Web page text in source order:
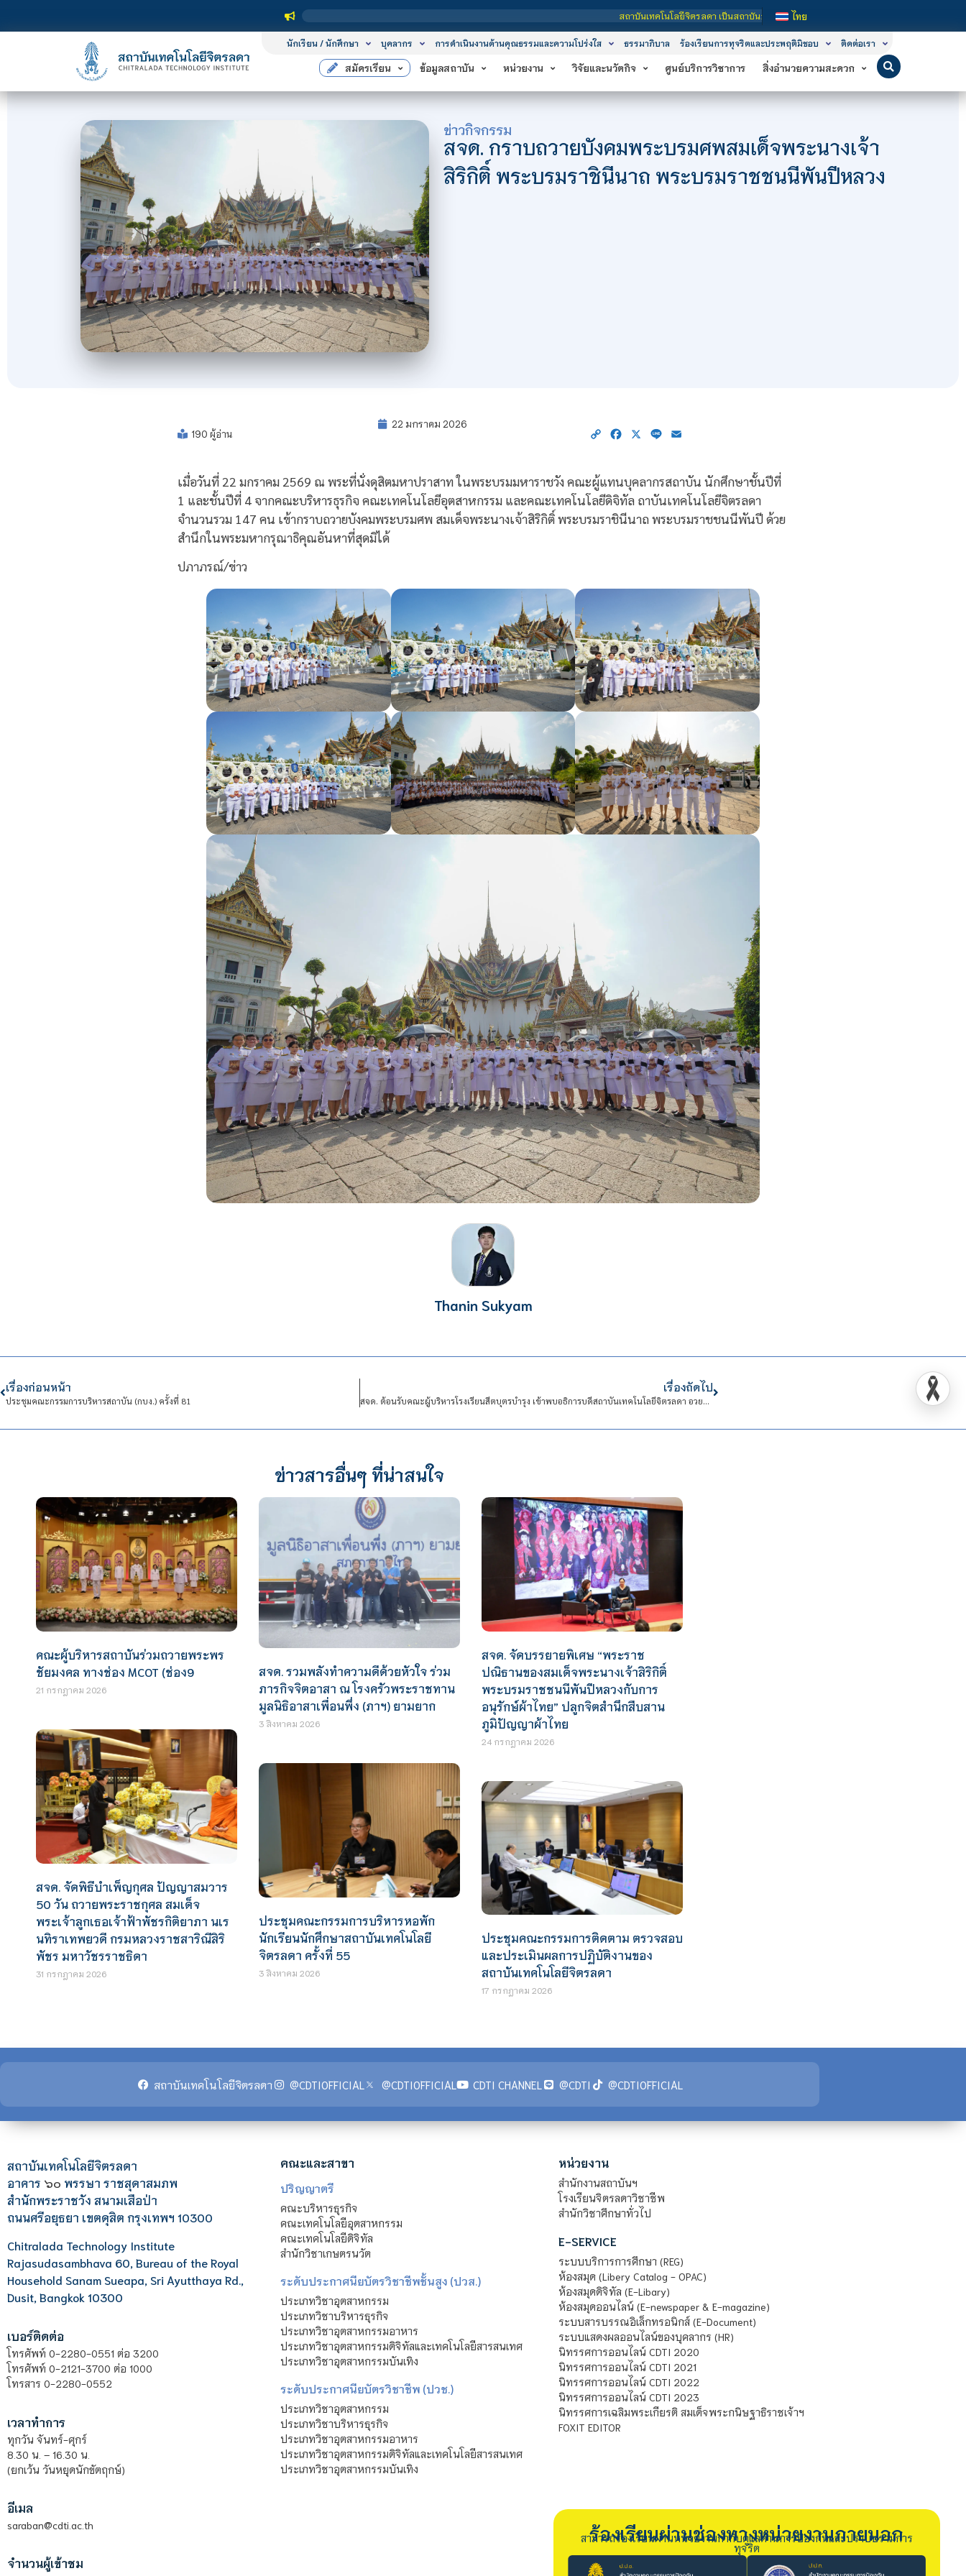
สถาบันเทคโนโลยีจิตรลดา เป็นสถาบันอุดมศึกษาในกำกับของรัฐ เปิดหลักสูตรการเรียนการสอน 3 ระดับ คือ ระ
ไทย
นักเรียน / นักศึกษา บุคลากร การดำเนินงานด้านคุณธรรมและความโปร่งใส ธรรมาภิบาล ร้องเรียนการทุจริตและประพฤติมิชอบ ติดต่อเรา
สมัครเรียน ข้อมูลสถาบัน หน่วยงาน วิจัยและนวัตกิจ ศูนย์บริการวิชาการ สิ่งอำนวยความสะดวก
ข่าวกิจกรรม
สจด. กราบถวายบังคมพระบรมศพสมเด็จพระนางเจ้า
สิริกิติ์ พระบรมราชินีนาถ พระบรมราชชนนีพันปีหลวง
190 ผู้อ่าน
22 มกราคม 2026
Copy Facebook
X Line
เมื่อวันที่ 22 มกราคม 2569 ณ พระที่นั่งดุสิตมหาปราสาท ในพระบรมมหาราชวัง คณะผู้แทนบุคลากรสถาบัน นักศึกษาชั้นปีที่
1 และชั้นปีที่ 4 จากคณะบริหารธุรกิจ คณะเทคโนโลยีอุตสาหกรรม และคณะเทคโนโลยีดิจิทัล ถาบันเทคโนโลยีจิตรลดา
จำนวนรวม 147 คน เข้ากราบถวายบังคมพระบรมศพ สมเด็จพระนางเจ้าสิริกิติ์ พระบรมราชินีนาถ พระบรมราชชนนีพันปี ด้วย
สำนึกในพระมหากรุณาธิคุณอันหาที่สุดมิได้
ปภาภรณ์/ข่าว
Thanin Sukyam
เรื่องก่อนหน้า
ประชุมคณะกรรมการบริหารสถาบัน (กบง.) ครั้งที่ 81
เรื่องถัดไป
สจด. ต้อนรับคณะผู้บริหารโรงเรียนสีตบุตรบำรุง เข้าพบอธิการบดีสถาบันเทคโนโลยีจิตรลดา อวยพรปีใหม่ ๒๕๖๙ พร้อมรายงานความคืบหน้าความร่วมมือทางวิชาการ
ข่าวสารอื่นๆ ที่น่าสนใจ
คณะผู้บริหารสถาบันร่วมถวายพระพร
ชัยมงคล ทางช่อง MCOT (ช่อง9
21 กรกฎาคม 2026
สจด. รวมพลังทำความดีด้วยหัวใจ ร่วม
ภารกิจจิตอาสา ณ โรงครัวพระราชทาน
มูลนิธิอาสาเพื่อนพึ่ง (ภาฯ) ยามยาก
3 สิงหาคม 2026
สจด. จัดบรรยายพิเศษ “พระราช
ปณิธานของสมเด็จพระนางเจ้าสิริกิติ์
พระบรมราชชนนีพันปีหลวงกับการ
อนุรักษ์ผ้าไทย” ปลูกจิตสำนึกสืบสาน
ภูมิปัญญาผ้าไทย
24 กรกฎาคม 2026
สจด. จัดพิธีบำเพ็ญกุศล ปัญญาสมวาร
50 วัน ถวายพระราชกุศล สมเด็จ
พระเจ้าลูกเธอเจ้าฟ้าพัชรกิติยาภา นเร
นทิราเทพยวดี กรมหลวงราชสาริณีสิริ
พัชร มหาวัชรราชธิดา
31 กรกฎาคม 2026
ประชุมคณะกรรมการบริหารหอพัก
นักเรียนนักศึกษาสถาบันเทคโนโลยี
จิตรลดา ครั้งที่ 55
3 สิงหาคม 2026
ประชุมคณะกรรมการติดตาม ตรวจสอบ
และประเมินผลการปฏิบัติงานของ
สถาบันเทคโนโลยีจิตรลดา
17 กรกฎาคม 2026
สถาบันเทคโนโลยีจิตรลดา @CDTIOFFICIAL @CDTIOFFICIAL CDTI CHANNEL @CDTI @CDTIOFFICIAL
สถาบันเทคโนโลยีจิตรลดา
อาคาร ๖๐ พรรษา ราชสุดาสมภพ
สำนักพระราชวัง สนามเสือป่า
ถนนศรีอยุธยา เขตดุสิต กรุงเทพฯ 10300
Chitralada Technology Institute
Rajasudasambhava 60, Bureau of the Royal
Household Sanam Sueapa, Sri Ayutthaya Rd.,
Dusit, Bangkok 10300
เบอร์ติดต่อ
โทรศัพท์ 0-2280-0551 ต่อ 3200
โทรศัพท์ 0-2121-3700 ต่อ 1000
โทรสาร 0-2280-0552
เวลาทำการ
ทุกวัน จันทร์-ศุกร์
8.30 น. – 16.30 น.
(ยกเว้น วันหยุดนักขัตฤกษ์)
อีเมล
saraban@cdti.ac.th
จำนวนผู้เข้าชม
คณะและสาขา
ปริญญาตรี
คณะบริหารธุรกิจ
คณะเทคโนโลยีอุตสาหกรรม
คณะเทคโนโลยีดิจิทัล
สำนักวิชาเกษตรนวัต
ระดับประกาศนียบัตรวิชาชีพชั้นสูง (ปวส.)
ประเภทวิชาอุตสาหกรรม
ประเภทวิชาบริหารธุรกิจ
ประเภทวิชาอุตสาหกรรมอาหาร
ประเภทวิชาอุตสาหกรรมดิจิทัลและเทคโนโลยีสารสนเทศ
ประเภทวิชาอุตสาหกรรมบันเทิง
ระดับประกาศนียบัตรวิชาชีพ (ปวช.)
ประเภทวิชาอุตสาหกรรม
ประเภทวิชาบริหารธุรกิจ
ประเภทวิชาอุตสาหกรรมอาหาร
ประเภทวิชาอุตสาหกรรมดิจิทัลและเทคโนโลยีสารสนเทศ
ประเภทวิชาอุตสาหกรรมบันเทิง
หน่วยงาน
สำนักงานสถาบันฯ
โรงเรียนจิตรลดาวิชาชีพ
สำนักวิชาศึกษาทั่วไป
E-SERVICE
ระบบบริการการศึกษา (REG)
ห้องสมุด (Libery Catalog - OPAC)
ห้องสมุดดิจิทัล (E-Libary)
ห้องสมุดออนไลน์ (E-newspaper & E-magazine)
ระบบสารบรรณอิเล็กทรอนิกส์ (E-Document)
ระบบแสดงผลออนไลน์ของบุคลากร (HR)
นิทรรศการออนไลน์ CDTI 2020
นิทรรศการออนไลน์ CDTI 2021
นิทรรศการออนไลน์ CDTI 2022
นิทรรศการออนไลน์ CDTI 2023
นิทรรศการเฉลิมพระเกียรติ สมเด็จพระกนิษฐาธิราชเจ้าฯ
FOXIT EDITOR
ร้องเรียนผ่านช่องทางหน่วยงานภายนอก
สามารถร้องเรียนผ่านหน่วยงานกำกับดูแลด้านการป้องกันและปราบปรามการ
ทุจริต